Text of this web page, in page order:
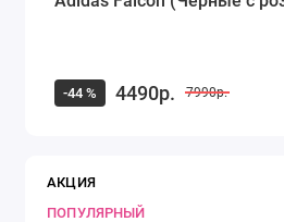
-44 % 4490р. 7990р.
АКЦИЯ
ПОПУЛЯРНЫЙ